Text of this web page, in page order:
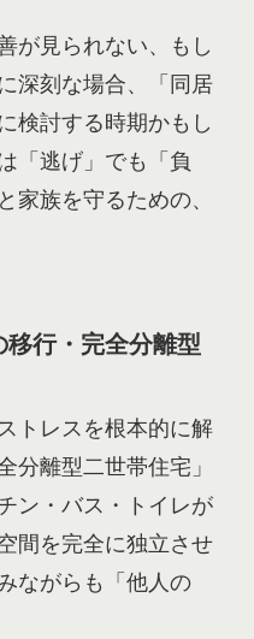
が見られない、もし
深刻な場合、「同居
検討する時期かもし
「逃げ」でも「負
家族を守るための、
行・完全分離型
トレスを根本的に解
分離型二世帯住宅」
ン・バス・トイレが
間を完全に独立させ
ながらも「他人の